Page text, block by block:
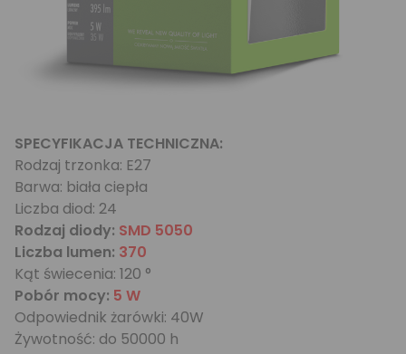
SPECYFIKACJA TECHNICZNA:
Rodzaj trzonka: E27
Barwa: biała ciepła
Liczba diod: 24
Rodzaj diody: SMD 5050
Liczba lumen: 370
Kąt świecenia: 120 °
Pobór mocy: 5 W
Odpowiednik żarówki: 40W
Żywotność: do 50000 h